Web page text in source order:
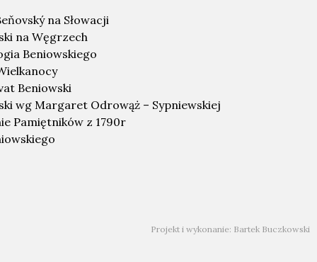
na Słowacji
na Węgrzech
Beniowskiego
Beniowski
wg Margaret Odrowąż – Sypniewskiej
Pamiętników z 1790r
Projekt i wykonanie: Bartek Buczkowski